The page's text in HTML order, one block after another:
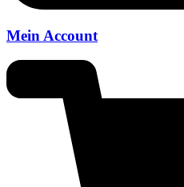
Mein Account